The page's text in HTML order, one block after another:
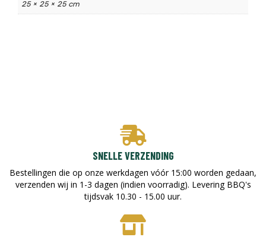
25 × 25 × 25 cm
SNELLE VERZENDING
Bestellingen die op onze werkdagen vóór 15:00 worden gedaan,
verzenden wij in 1-3 dagen (indien voorradig). Levering BBQ's
tijdsvak 10.30 - 15.00 uur.